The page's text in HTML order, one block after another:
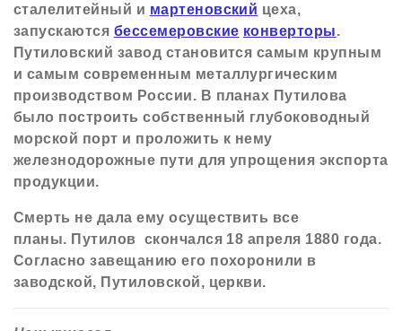
сталелитейный и мартеновский цеха,
запускаются бессемеровские конверторы.
Путиловский завод становится самым крупным
и самым современным металлургическим
производством России. В планах Путилова
было построить собственный глубоководный
морской порт и проложить к нему
железнодорожные пути для упрощения экспорта
продукции.
Смерть не дала ему осуществить все
планы. Путилов скончался 18 апреля 1880 года.
Согласно завещанию его похоронили в
заводской, Путиловской, церкви.